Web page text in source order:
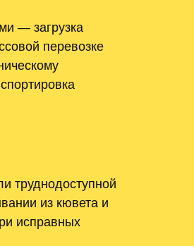
— загрузка
перевозке
труднодоступной
из кювета и
исправных